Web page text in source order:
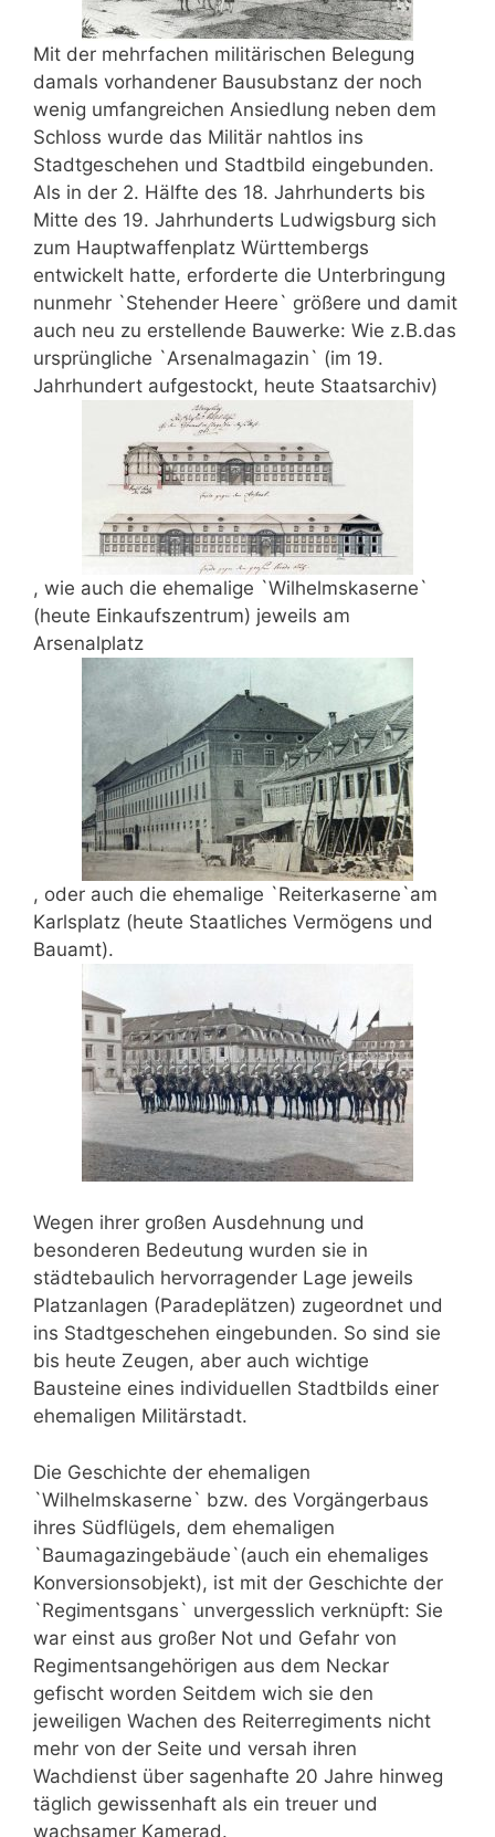
Mit der mehrfachen militärischen Belegung
damals vorhandener Bausubstanz der noch
wenig umfangreichen Ansiedlung neben dem
Schloss wurde das Militär nahtlos ins
Stadtgeschehen und Stadtbild eingebunden.
Als in der 2. Hälfte des 18. Jahrhunderts bis
Mitte des 19. Jahrhunderts Ludwigsburg sich
zum Hauptwaffenplatz Württembergs
entwickelt hatte, erforderte die Unterbringung
nunmehr `Stehender Heere` größere und damit
auch neu zu erstellende Bauwerke: Wie z.B.das
ursprüngliche `Arsenalmagazin` (im 19.
Jahrhundert aufgestockt, heute Staatsarchiv)
, wie auch die ehemalige `Wilhelmskaserne`
(heute Einkaufszentrum) jeweils am
Arsenalplatz
, oder auch die ehemalige `Reiterkaserne`am
Karlsplatz (heute Staatliches Vermögens und
Bauamt).
Wegen ihrer großen Ausdehnung und
besonderen Bedeutung wurden sie in
städtebaulich hervorragender Lage jeweils
Platzanlagen (Paradeplätzen) zugeordnet und
ins Stadtgeschehen eingebunden. So sind sie
bis heute Zeugen, aber auch wichtige
Bausteine eines individuellen Stadtbilds einer
ehemaligen Militärstadt.
Die Geschichte der ehemaligen
`Wilhelmskaserne` bzw. des Vorgängerbaus
ihres Südflügels, dem ehemaligen
`Baumagazingebäude`(auch ein ehemaliges
Konversionsobjekt), ist mit der Geschichte der
`Regimentsgans` unvergesslich verknüpft: Sie
war einst aus großer Not und Gefahr von
Regimentsangehörigen aus dem Neckar
gefischt worden Seitdem wich sie den
jeweiligen Wachen des Reiterregiments nicht
mehr von der Seite und versah ihren
Wachdienst über sagenhafte 20 Jahre hinweg
täglich gewissenhaft als ein treuer und
wachsamer Kamerad.